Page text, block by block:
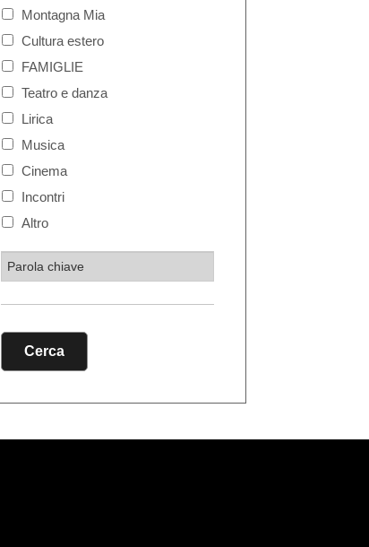
Montagna Mia
Cultura estero
FAMIGLIE
Teatro e danza
Lirica
Musica
Cinema
Incontri
Altro
Cerca